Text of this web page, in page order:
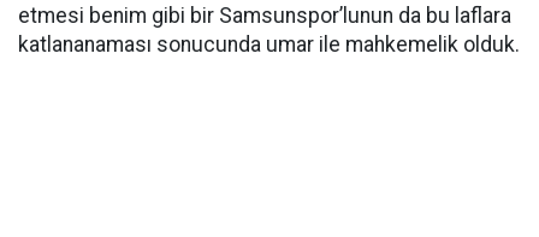
etmesi benim gibi bir Samsunspor’lunun da bu laflara
katlananaması sonucunda umar ile mahkemelik olduk.